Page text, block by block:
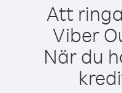
Att
Viber
När du